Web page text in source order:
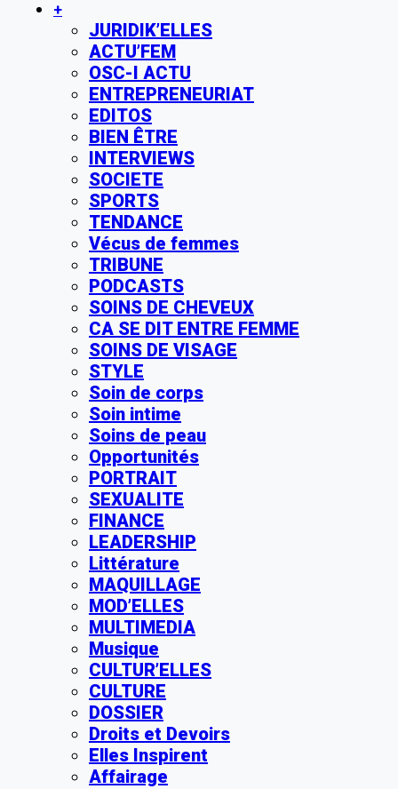
+
JURIDIK’ELLES
ACTU’FEM
OSC-I ACTU
ENTREPRENEURIAT
EDITOS
BIEN ÊTRE
INTERVIEWS
SOCIETE
SPORTS
TENDANCE
Vécus de femmes
TRIBUNE
PODCASTS
SOINS DE CHEVEUX
CA SE DIT ENTRE FEMME
SOINS DE VISAGE
STYLE
Soin de corps
Soin intime
Soins de peau
Opportunités
PORTRAIT
SEXUALITE
FINANCE
LEADERSHIP
Littérature
MAQUILLAGE
MOD’ELLES
MULTIMEDIA
Musique
CULTUR’ELLES
CULTURE
DOSSIER
Droits et Devoirs
Elles Inspirent
Affairage